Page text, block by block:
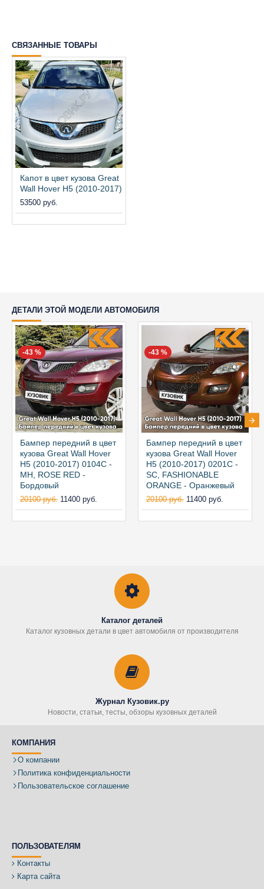
СВЯЗАННЫЕ ТОВАРЫ
Капот в цвет кузова Great
Wall Hover H5 (2010-2017)
53500 руб.
ДЕТАЛИ ЭТОЙ МОДЕЛИ АВТОМОБИЛЯ
-43 %
Бампер передний в цвет
кузова Great Wall Hover
H5 (2010-2017) 0104С -
MH, ROSE RED -
Бордовый
20100 руб. 11400 руб.
-43 %
Бампер передний в цвет
кузова Great Wall Hover
H5 (2010-2017) 0201C -
SC, FASHIONABLE
ORANGE - Оранжевый
20100 руб. 11400 руб.
Каталог деталей
Каталог кузовных детали в цвет автомобиля от производителя
Журнал Кузовик.ру
Новости, статьи, тесты, обзоры кузовных деталей
КОМПАНИЯ
О компании
Политика конфиденциальности
Пользовательское соглашение
ПОЛЬЗОВАТЕЛЯМ
Контакты
Карта сайта